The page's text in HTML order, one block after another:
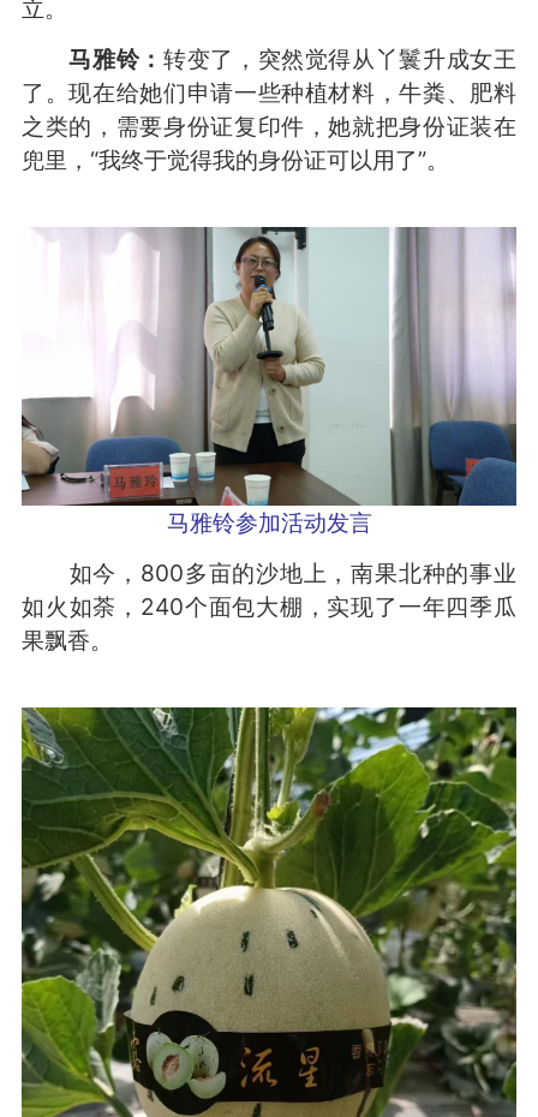
立。
马雅铃： 转变了，突然觉得从丫鬟升成女王
了。现在给她们申请一些种植材料，牛粪、肥料
之类的，需要身份证复印件，她就把身份证装在
兜里，“我终于觉得我的身份证可以用了”。
马雅铃参加活动发言
如今，800多亩的沙地上，南果北种的事业
如火如荼，240个面包大棚，实现了一年四季瓜
果飘香。